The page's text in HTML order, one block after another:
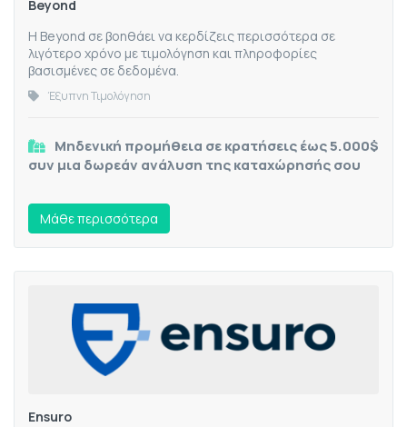
Beyond
Η Beyond σε βοηθάει να κερδίζεις περισσότερα σε
λιγότερο χρόνο με τιμολόγηση και πληροφορίες
βασισμένες σε δεδομένα.
Έξυπνη Τιμολόγηση
Μηδενική προμήθεια σε κρατήσεις έως 5.000$
συν μια δωρεάν ανάλυση της καταχώρησής σου
Mάθε περισσότερα
Ensuro